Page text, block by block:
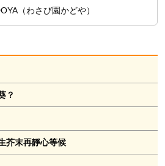
（わさび園かどや）
？
芥末再靜心等候